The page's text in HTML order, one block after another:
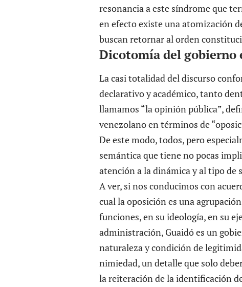
resonancia a este síndrome que
en efecto existe una atomización
buscan retornar al orden
Dicotomía del gobierno
La casi totalidad del discurso
declarativo y académico, tanto
llamamos “la opinión pública”,
venezolano en términos de
De este modo, todos, pero
semántica que tiene no pocas
atención a la dinámica y al tipo de
A ver, si nos conducimos con
cual la oposición es una
funciones, en su ideología, en su
administración, Guaidó es un
naturaleza y condición de
nimiedad, un detalle que solo
la reiteración de la identificación